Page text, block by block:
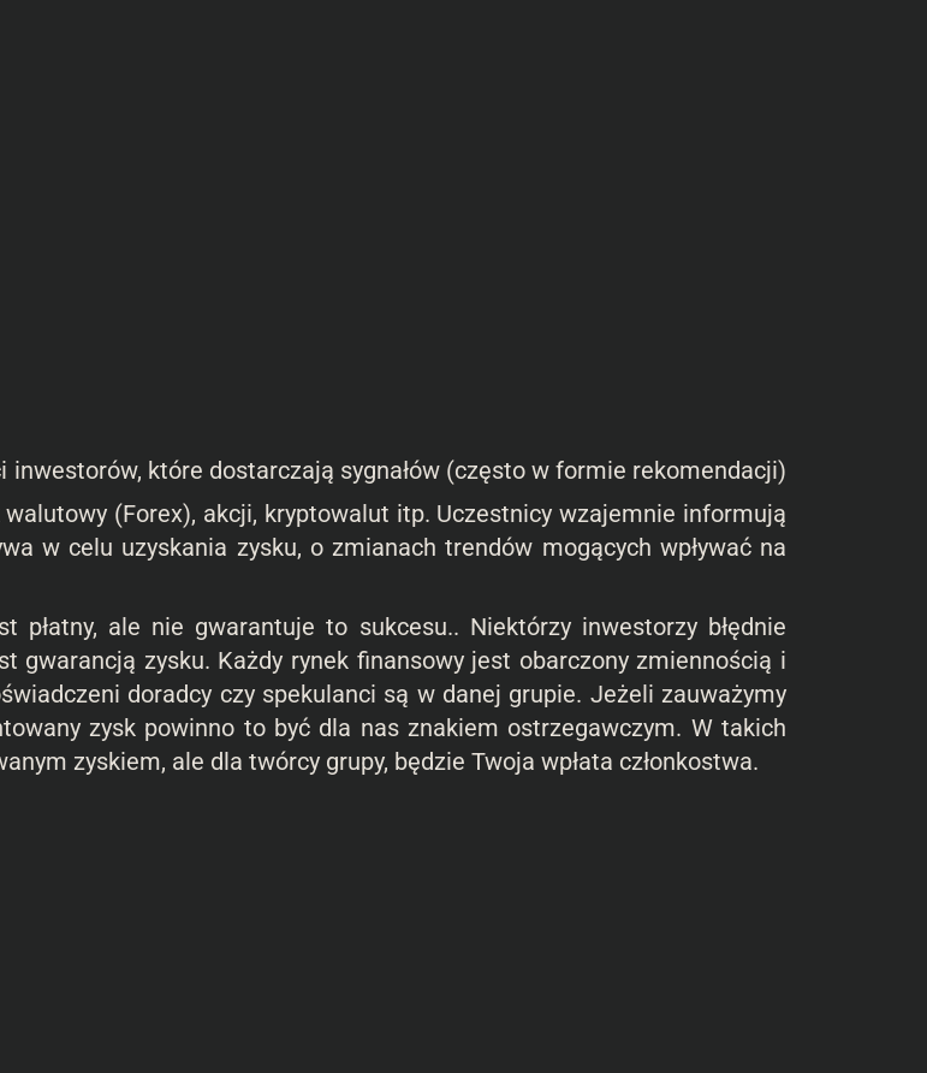
inwestorów, które dostarczają sygnałów (często w formie rekomendacji)
(Forex), akcji, kryptowalut itp. Uczestnicy wzajemnie informują
w celu uzyskania zysku, o zmianach trendów mogących wpływać na
ale nie gwarantuje to sukcesu.. Niektórzy inwestorzy błędnie
gwarancją zysku. Każdy rynek finansowy jest obarczony zmiennością i
doradcy czy spekulanci są w danej grupie. Jeżeli zauważymy
zysk powinno to być dla nas znakiem ostrzegawczym. W takich
zyskiem, ale dla twórcy grupy, będzie Twoja wpłata członkostwa.